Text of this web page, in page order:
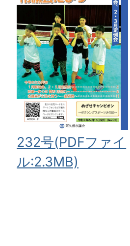
232号(PDFファイ
ル:2.3MB)